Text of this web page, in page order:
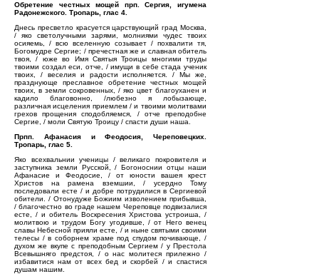
Обретение честных мощей прп. Сергия, игумена
Радонежского. Тропарь, глас 4.
Днесь пресветло красуется царствующий град Москва,
/ яко светолучными зарями, молниями чудес твоих
осияемь, / всю вселенную созывает / похвалити тя,
Богомудре Сергие; / пречестная же и славная обитель
твоя, / юже во Имя Святыя Троицы многими труды
твоими создал еси, отче, / имущи в себе стада ученик
твоих, / веселия и радости исполняется. / Мы же,
празднующе преславное обретение честных мощей
твоих, в земли сокровенных, / яко цвет благоуханен и
кадило благовонно, /любезно я лобызающе,
различная исцеления приемлем / и твоими молитвами
грехов прощения сподобляемся, / отче преподобне
Сергие, / моли Святую Троицу / спасти души наша.
Прпп. Афанасия и Феодосия, Череповецких.
Тропарь, глас 5.
Яко всехвальнии ученицы / великаго покровителя и
заступника земли Русской, / Богоноснии отцы наши
Афанасие и Феодосие, / от юности вашея крест
Христов на рамена вземшии, / усердно Тому
последовали есте / и добре потрудилися в Сергиевой
обители. / Отонудуже Божиим изволением прибывша,
/ благочестно во граде нашем Череповце подвизалися
есте, / и обитель Воскресения Христова устроиша, /
молитвою и трудом Богу угодивше, / от Него венец
славы Небесной прияли есте, / и ныне святыми своими
телесы / в соборнем храме под спудом почивающе, /
духом же вкупе с преподобным Сергием / у Престола
Всевышняго предстоя, / о нас молитеся прилежно /
избавитися нам от всех бед и скорбей / и спастися
душам нашим.